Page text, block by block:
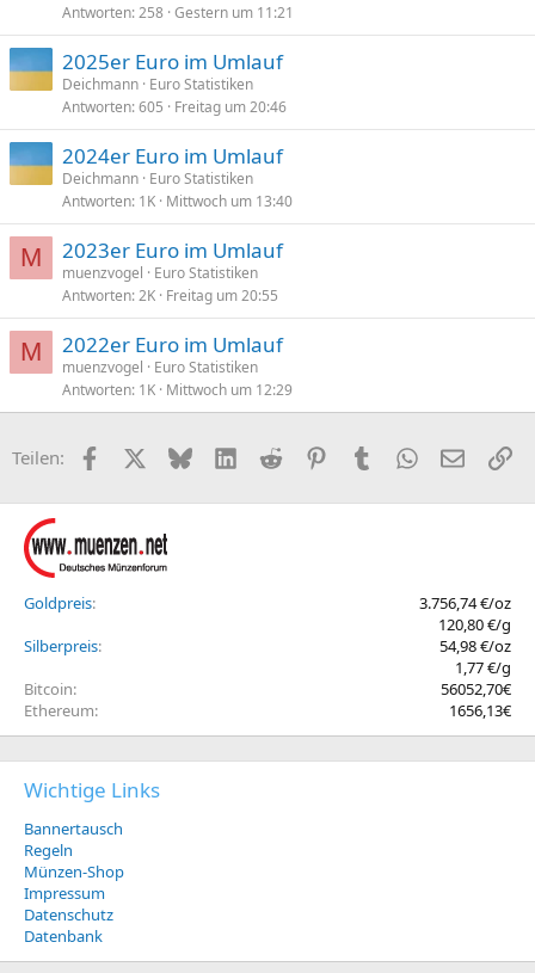
Antworten 258 Gestern um 11:21
2025er Euro im Umlauf
Deichmann Euro Statistiken
Antworten 605 Freitag um 20:46
2024er Euro im Umlauf
Deichmann Euro Statistiken
Antworten 1K Mittwoch um 13:40
M 2023er Euro im Umlauf
muenzvogel
Euro Statistiken
Antworten 2K Freitag um 20:55
M 2022er Euro im Umlauf
muenzvogel
Euro Statistiken
Antworten 1K Mittwoch um 12:29
Teilen: FacebookX (Twitter)
BlueskyLinkedIn
Reddit PinterestTumblr WhatsApp
E-Mail
Goldpreis
3.756,74 €/oz
120,80 €/g
Silberpreis
54,98 €/oz
1,77 €/g
Bitcoin
56052,70€
Ethereum
1656,13€
Wichtige Links
Bannertausch
Regeln
Münzen-Shop
Impressum
Datenschutz
Datenbank